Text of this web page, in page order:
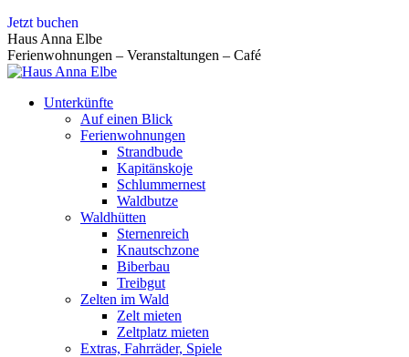
Zum
Inhalt
springen
Jetzt buchen
Haus Anna Elbe
Ferienwohnungen – Veranstaltungen – Café
Unterkünfte
Auf einen Blick
Ferienwohnungen
Strandbude
Kapitänskoje
Schlummernest
Waldbutze
Waldhütten
Sternenreich
Knautschzone
Biberbau
Treibgut
Zelten im Wald
Zelt mieten
Zeltplatz mieten
Extras, Fahrräder, Spiele